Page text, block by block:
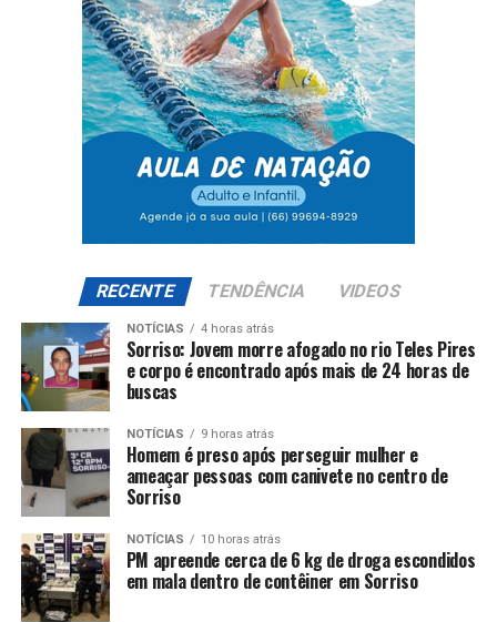
RECENTE TENDÊNCIA VIDEOS
NOTÍCIAS 4 horas atrás
Sorriso: Jovem morre afogado no rio Teles Pires
e corpo é encontrado após mais de 24 horas de
buscas
NOTÍCIAS 9 horas atrás
Homem é preso após perseguir mulher e
ameaçar pessoas com canivete no centro de
Sorriso
NOTÍCIAS 10 horas atrás
PM apreende cerca de 6 kg de droga escondidos
em mala dentro de contêiner em Sorriso